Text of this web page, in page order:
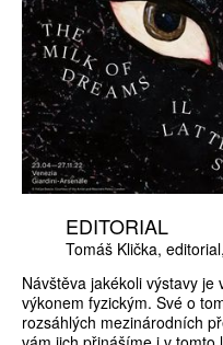
EDITORIAL
Tomáš Klička editorial
Návštěva jakékoli výstavy
výkonem fyzickým. Své o
rozsáhlých mezinárodních